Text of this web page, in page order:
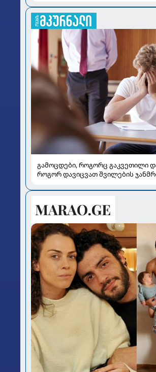
გამოცდები, როგორც გაკვეთილი
როგორ დავიცვათ შვილების